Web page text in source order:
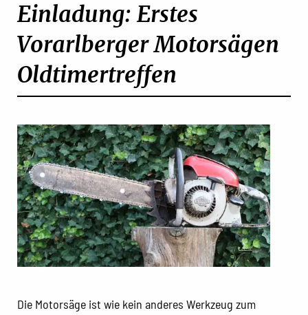
Einladung: Erstes
Vorarlberger Motorsägen
Oldtimertreffen
Die Motorsäge ist wie kein anderes Werkzeug zum